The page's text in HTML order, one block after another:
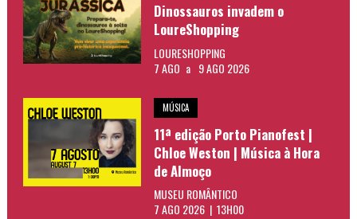
Dinossauros invadem o
LoureShopping
LOURESHOPPING
7 AGO a 9 AGO 2026
MÚSICA
11ª edição Porto Pianofest |
Chloe Weston | Música à Hora
de Almoço
MUSEU ROMÂNTICO
7 AGO 2026 | 13H00